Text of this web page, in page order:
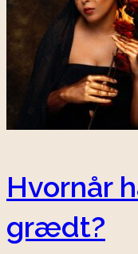
Hvornår
grædt?